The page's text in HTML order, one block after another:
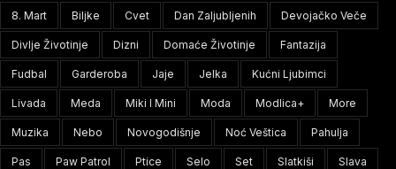
8. Mart Biljke Cvet Dan Zaljubljenih Devojačko Veče
Divlje Životinje Dizni Domaće Životinje Fantazija
Fudbal Garderoba Jaje Jelka Kućni Ljubimci
Livada Meda Miki I Mini Moda Modlica+ More
Muzika Nebo Novogodišnje Noć Veštica Pahulja
Pas Paw Patrol Ptice Selo Set Slatkiši Slava